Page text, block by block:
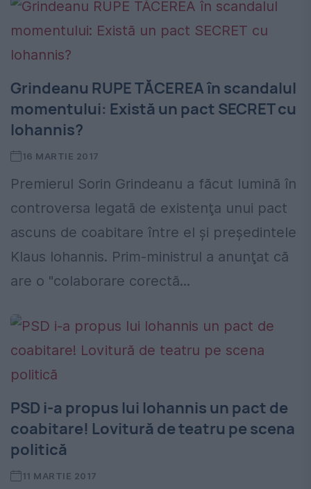
Grindeanu RUPE TĂCEREA în scandalul
momentului: Există un pact SECRET cu
Iohannis?
16 MARTIE 2017
Premierul Sorin Grindeanu a făcut lumină în
controversa legată de existenţa unui pact
ascuns de coabitare între el şi preşedintele
Klaus Iohannis. Prim-ministrul a anunţat că
are o "colaborare corectă...
PSD i-a propus lui Iohannis un pact de
coabitare! Lovitură de teatru pe scena
politică
11 MARTIE 2017